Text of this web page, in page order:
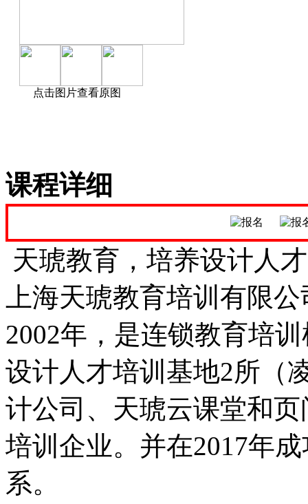
点击图片查看原图
课程详细
天琥教育，培养设计人才
上海天琥教育培训有限
2002年，是连锁教育培
设计人才培训基地2所（
计公司、天琥云课堂和
培训企业。并在2017年
系。